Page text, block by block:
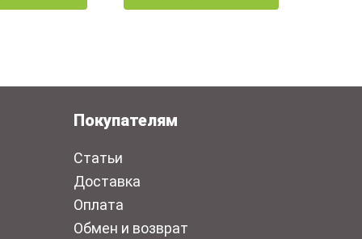
Покупателям
Статьи
Доставка
Оплата
Обмен и возврат